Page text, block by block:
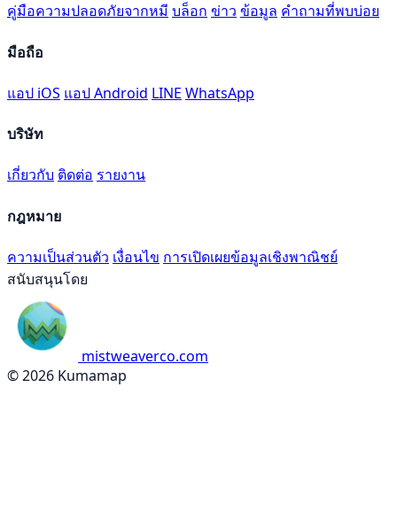
คู่มือความปลอดภัยจากหมี บล็อก ข่าว ข้อมูล คำถามที่พบบ่อย
มือถือ
แอป iOS แอป Android LINE WhatsApp
บริษัท
เกี่ยวกับ ติดต่อ รายงาน
กฎหมาย
ความเป็นส่วนตัว เงื่อนไข การเปิดเผยข้อมูลเชิงพาณิชย์
สนับสนุนโดย
mistweaverco.com
© 2026 Kumamap